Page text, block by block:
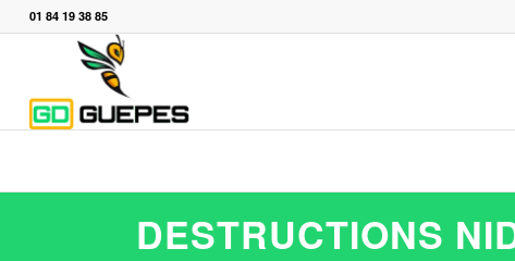
01 84 19 38 85
DESTRUCTIONS